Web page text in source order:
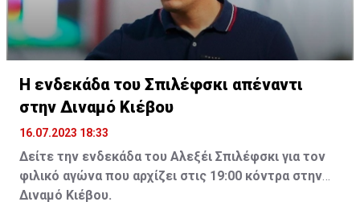
Η ενδεκάδα του Σπιλέφσκι απέναντι
στην Διναμό Κιέβου
16.07.2023 18:33
Δείτε την ενδεκάδα του Αλεξέι Σπιλέφσκι για τον
φιλικό αγώνα που αρχίζει στις 19:00 κόντρα στην
Διναμό Κιέβου.